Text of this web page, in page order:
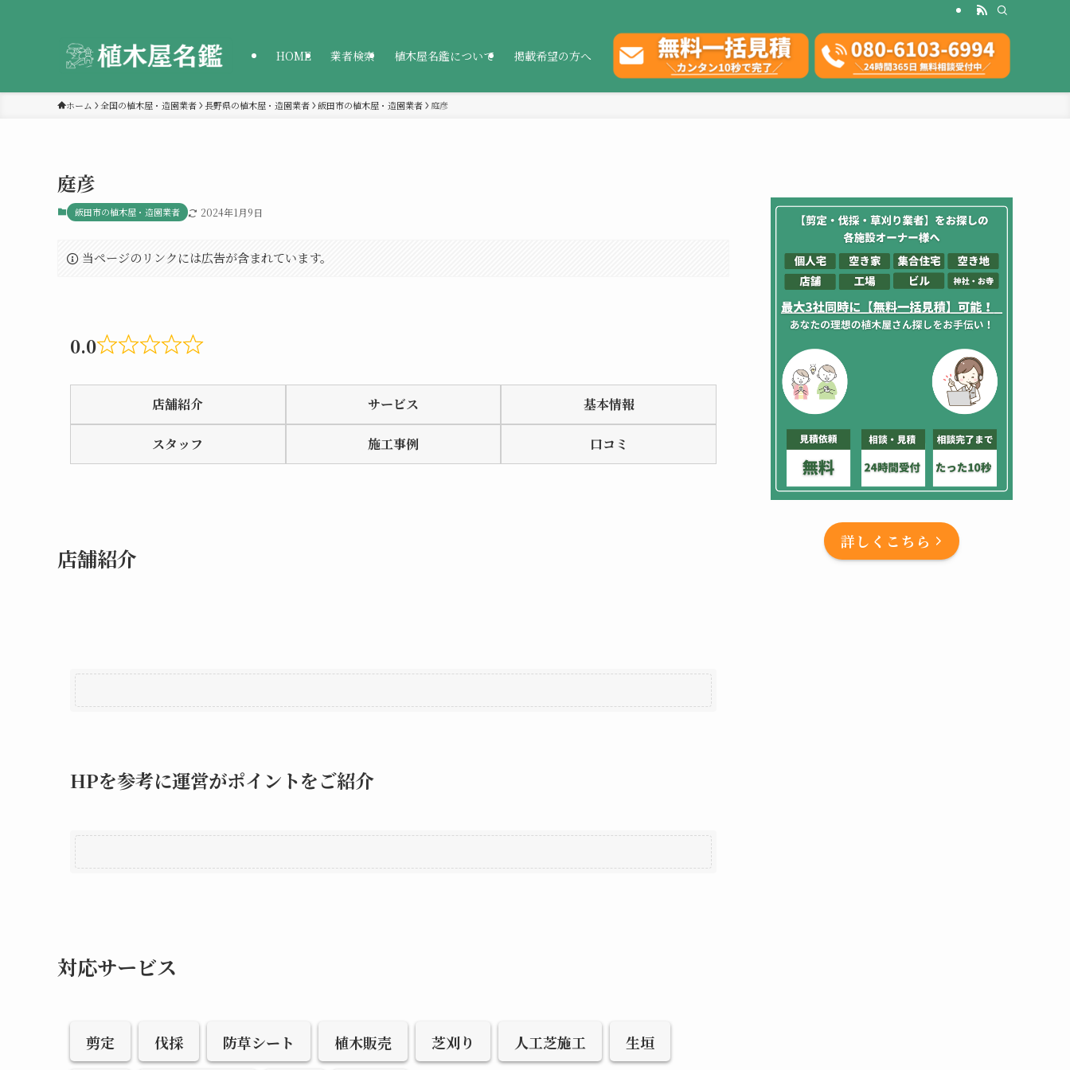
HOME 業者検索 植木屋名鑑について 掲載希望の方へ
ホーム 全国の植木屋・造園業者 長野県の植木屋・造園業者 飯田市の植木屋・造園業者 庭彦
庭彦
飯田市の植木屋・造園業者 2024年1月9日
当ページのリンクには広告が含まれています。
0.0
Rated
0.0
out
of
5
店舗紹介 サービス 基本情報
スタッフ 施工事例 口コミ
店舗紹介
HPを参考に運営がポイントをご紹介
対応サービス
剪定 伐採 防草シート 植木販売 芝刈り 人工芝施工 生垣
詳しくこちら